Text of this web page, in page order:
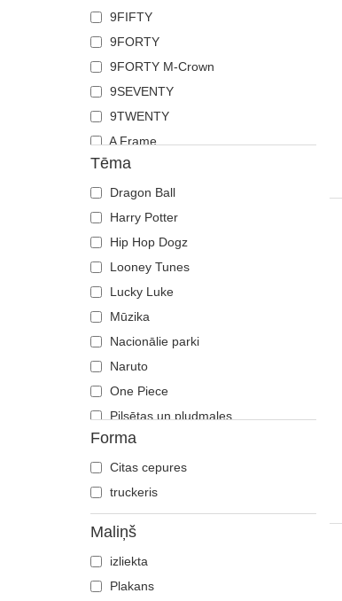
9FIFTY
9FORTY
9FORTY M-Crown
9SEVENTY
9TWENTY
A Frame
E Frame
The 90s
The Ball
The Trucker
Tēma
Dragon Ball
Harry Potter
Hip Hop Dogz
Looney Tunes
Lucky Luke
Mūzika
Nacionālie parki
Naruto
One Piece
Pilsētas un pludmales
Riks un Mortijs
Tronu spēle
Valstis un valstis
Zīlīši
Forma
Citas cepures
truckeris
Maliņš
izliekta
Plakans